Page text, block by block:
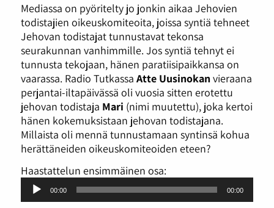
Mediassa on pyöritelty jo jonkin aikaa Jehovien
todistajien oikeuskomiteoita, joissa syntiä tehneet
Jehovan todistajat tunnustavat tekonsa
seurakunnan vanhimmille. Jos syntiä tehnyt ei
tunnusta tekojaan, hänen paratiisipaikkansa on
vaarassa. Radio Tutkassa Atte Uusinokanvieraana
perjantai-iltapäivässä oli vuosia sitten erotettu
jehovan todistaja Mari (nimi muutettu), joka kertoi
hänen kokemuksistaan jehovan todistajana.
Millaista oli mennä tunnustamaan syntinsä kohua
herättäneiden oikeuskomiteoiden eteen?
Haastattelun ensimmäinen osa:
Äänitoistin
00:00 00:00